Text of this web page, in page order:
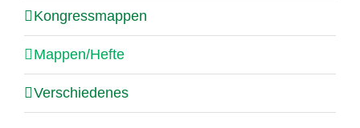
Kongressmappen
Mappen/Hefte
Verschiedenes